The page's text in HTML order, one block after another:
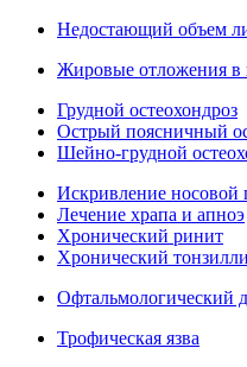
Недостающий объем
Жировые отложения в
Грудной остеохондроз
Острый поясничный
Шейно-грудной
Искривление носовой
Лечение храпа и апноэ
Хронический ринит
Хронический
Офтальмологический
Трофическая язва